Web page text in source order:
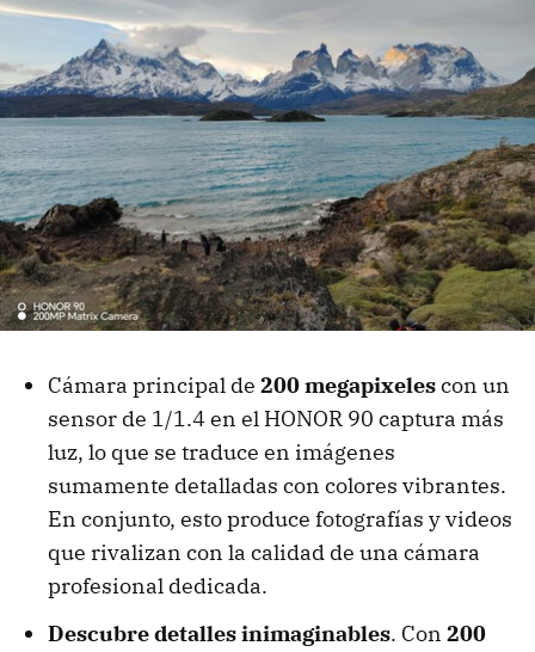
Cámara principal de 200 megapixelescon un
sensor de 1/1.4 en el HONOR 90 captura más
luz, lo que se traduce en imágenes
sumamente detalladas con colores vibrantes.
En conjunto, esto produce fotografías y videos
que rivalizan con la calidad de una cámara
profesional dedicada.
Descubre detalles inimaginables. Con 200